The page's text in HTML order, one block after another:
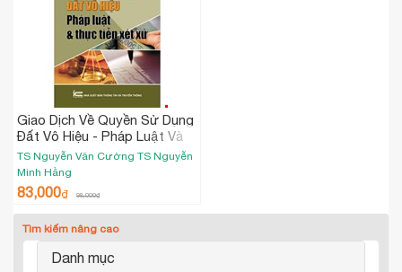
Giao Dịch Về Quyền Sử Dụng
Đất Vô Hiệu - Pháp Luật Và
Thực Tiễn Xét Xử
TS Nguyễn Văn Cường TS Nguyễn
Minh Hằng
83,000₫ 98,000₫
Tìm kiếm nâng cao
Danh mục